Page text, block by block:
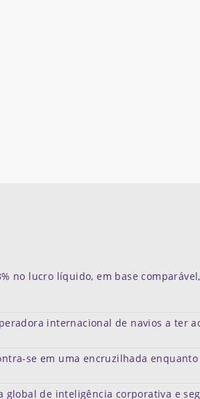
no lucro líquido, em base
internacional de navios a ter
se em uma encruzilhada
global de inteligência corporativa e